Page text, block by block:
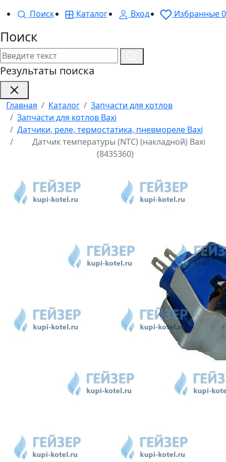
Поиск
Каталог Вход Избранные0
Поиск
Результаты поиска
Главная Каталог
Запчасти для котлов
Запчасти для котлов Baxi
Датчики, реле, термостатика, пневмореле Baxi
Датчик температуры (NTC) (накладной) Baxi
(8435360)